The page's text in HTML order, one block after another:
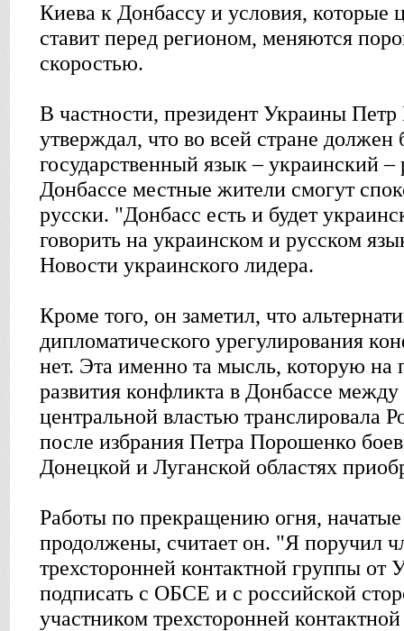
Киева к Донбассу и условия, которые
ставит перед регионом, меняются
скоростью.
В частности, президент Украины
утверждал, что во всей стране должен
государственный язык – украинский –
Донбассе местные жители смогут
русски. "Донбасс есть и будет
говорить на украинском и русском
Новости украинского лидера.
Кроме того, он заметил, что
дипломатического урегулирования
нет. Эта именно та мысль, которую на
развития конфликта в Донбассе
центральной властью транслировала
после избрания Петра Порошенко
Донецкой и Луганской областях
Работы по прекращению огня,
продолжены, считает он. "Я поручил
трехсторонней контактной группы от
подписать с ОБСЕ и с российской
участником трехсторонней